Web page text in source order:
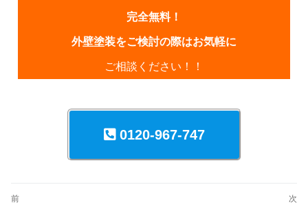
完全無料！
外壁塗装をご検討の際はお気軽に
ご相談ください！！
0120-967-747
前 次